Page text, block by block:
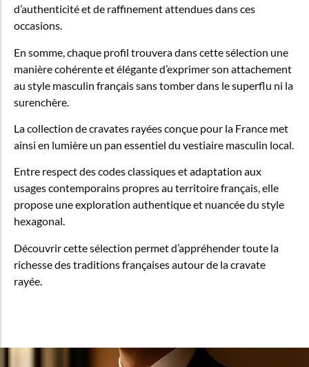
d’authenticité et de raffinement attendues dans ces
occasions.
En somme, chaque profil trouvera dans cette sélection une
manière cohérente et élégante d’exprimer son attachement
au style masculin français sans tomber dans le superflu ni la
surenchère.
La collection de cravates rayées conçue pour la France met
ainsi en lumière un pan essentiel du vestiaire masculin local.
Entre respect des codes classiques et adaptation aux
usages contemporains propres au territoire français, elle
propose une exploration authentique et nuancée du style
hexagonal.
Découvrir cette sélection permet d’appréhender toute la
richesse des traditions françaises autour de la cravate
rayée.